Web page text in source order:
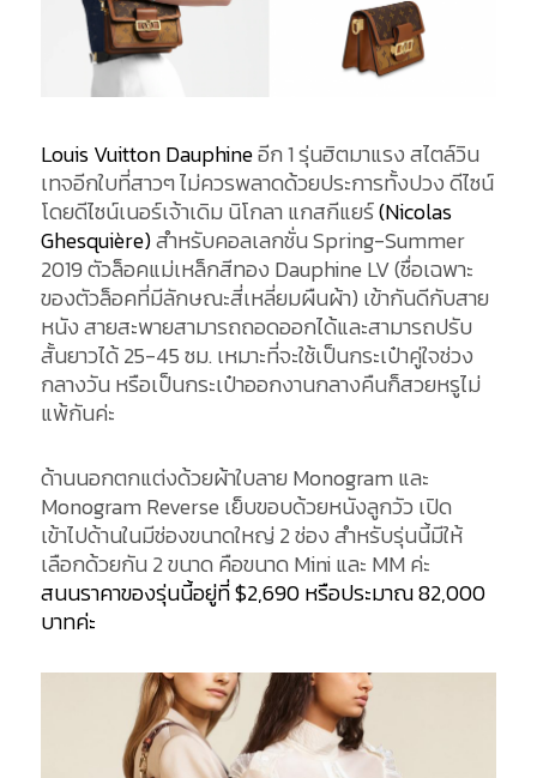
Louis Vuitton Dauphineอีก 1 รุ่นฮิตมาแรง สไตล์วิน
เทจอีกใบที่สาวๆ ไม่ควรพลาดด้วยประการทั้งปวง ดีไซน์
โดยดีไซน์เนอร์เจ้าเดิม นิโกลา แกสกีแยร์(Nicolas
Ghesquière)สำหรับคอลเลกชั่น Spring-Summer
2019 ตัวล็อคแม่เหล็กสีทอง Dauphine LV (ชื่อเฉพาะ
ของตัวล็อคที่มีลักษณะสี่เหลี่ยมผืนผ้า) เข้ากันดีกับสาย
หนัง สายสะพายสามารถถอดออกได้และสามารถปรับ
สั้นยาวได้ 25-45 ซม. เหมาะที่จะใช้เป็นกระเป๋าคู่ใจช่วง
กลางวัน หรือเป็นกระเป๋าออกงานกลางคืนก็สวยหรูไม่
แพ้กันค่ะ
ด้านนอกตกแต่งด้วยผ้าใบลาย Monogram และ
Monogram Reverse เย็บขอบด้วยหนังลูกวัว เปิด
เข้าไปด้านในมีช่องขนาดใหญ่ 2 ช่อง สำหรับรุ่นนี้มีให้
เลือกด้วยกัน 2 ขนาด คือขนาด Mini และ MM ค่ะ
สนนราคาของรุ่นนี้อยู่ที่ $2,690 หรือประมาณ 82,000
บาทค่ะ